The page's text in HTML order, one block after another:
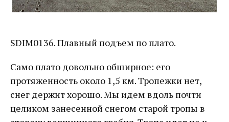
SDIM0136. Плавный подъем по плато.
Само плато довольно обширное: его
протяженность около 1,5 км. Тропежки нет,
снег держит хорошо. Мы идем вдоль почти
целиком занесенной снегом старой тропы в